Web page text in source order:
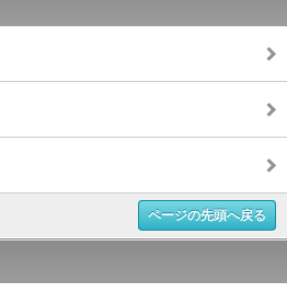
ページの先頭へ戻る